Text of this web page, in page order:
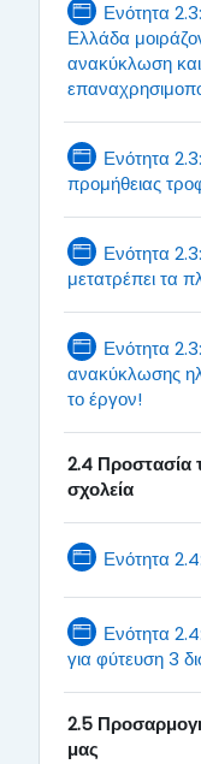
Ενότητα
Ελλάδα
ανακύκλωση και
Ενότητα
προμήθειας
Ενότητα
μετατρέπει τα
Ενότητα
ανακύκλωσης
το έργον!Page
2.4 Προστασία
σχολεία
Ενότητα
Ενότητα
για φύτευση 3
2.5
μας